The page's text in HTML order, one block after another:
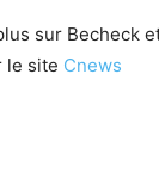
sur Becheck
le site Cnews